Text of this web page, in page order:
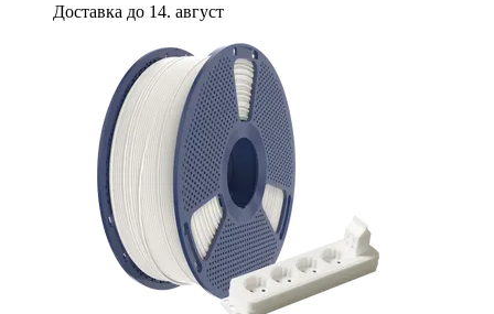
Доставка до 14. август